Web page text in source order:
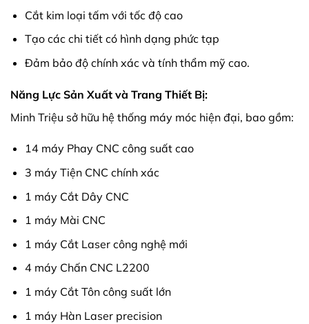
Cắt kim loại tấm với tốc độ cao
Tạo các chi tiết có hình dạng phức tạp
Đảm bảo độ chính xác và tính thẩm mỹ cao.
Năng Lực Sản Xuất và Trang Thiết Bị:
Minh Triệu sở hữu hệ thống máy móc hiện đại, bao gồm:
14 máy Phay CNC công suất cao
3 máy Tiện CNC chính xác
1 máy Cắt Dây CNC
1 máy Mài CNC
1 máy Cắt Laser công nghệ mới
4 máy Chấn CNC L2200
1 máy Cắt Tôn công suất lớn
1 máy Hàn Laser precision